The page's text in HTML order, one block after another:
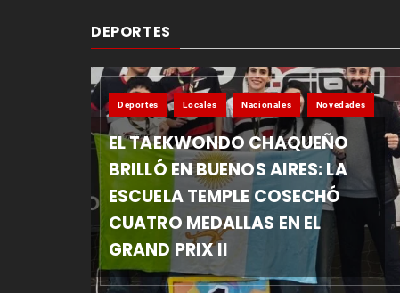
DEPORTES
Deportes Locales Nacionales Novedades
EL TAEKWONDO CHAQUEÑO
BRILLÓ EN BUENOS AIRES: LA
ESCUELA TEMPLE COSECHÓ
CUATRO MEDALLAS EN EL
GRAND PRIX II